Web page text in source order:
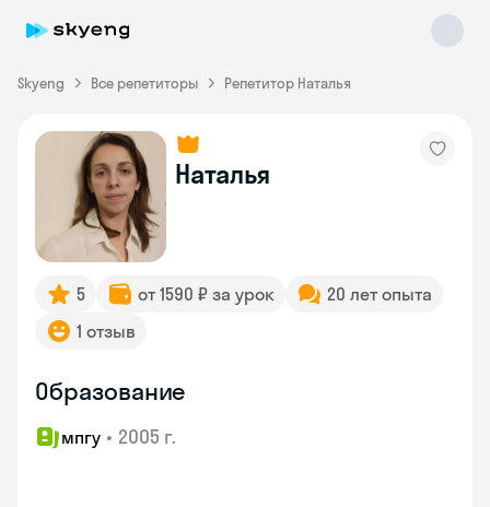
Skyeng Все репетиторы Репетитор Наталья
Наталья
5 от 1590 ₽ за урок
20 лет опыта
1 отзыв
Образование
мпгу • 2005 г.
Skyeng Chat
online